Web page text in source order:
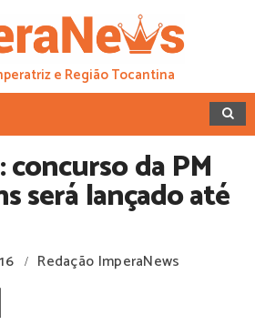
e Região Tocantina
concurso da PM
será lançado até
/ Redação ImperaNews